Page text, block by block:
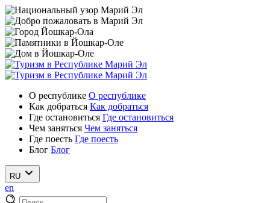
О республике О республике
Как добраться Как добраться
Где остановиться Где остановиться
Чем заняться Чем заняться
Где поесть Где поесть
Блог Блог
RU
en